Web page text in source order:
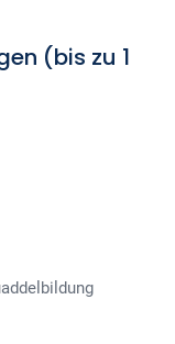
(bis zu 1